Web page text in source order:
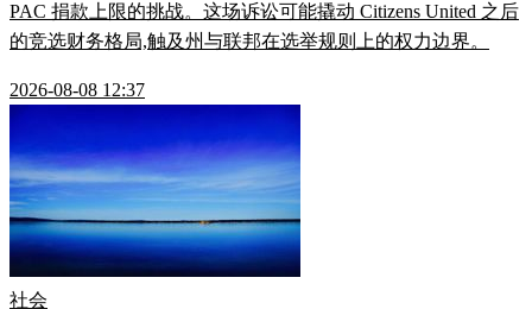
PAC 捐款上限的挑战。这场诉讼可能撬动 Citizens United 之后
的竞选财务格局,触及州与联邦在选举规则上的权力边界。
2026-08-08 12:37
社会